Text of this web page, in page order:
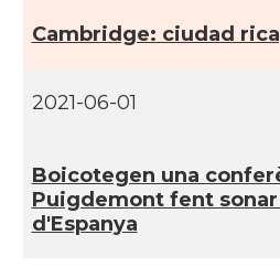
CAMON Catalans
Cambridge: ciudad
2021-06-01
Boicotegen una
Puigdemont fent
d'Espanya